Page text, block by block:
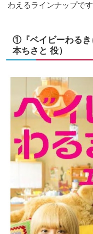
わえるラインナップです
①『ベイビーわるき
本ちさと 役）